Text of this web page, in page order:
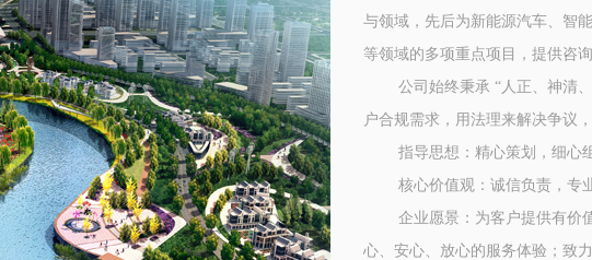
与领域，先后为新能源汽车、智
等领域的多项重点项目，提供咨询
公司始终秉承 “人正、神清、
户合规需求，用法理来解决争议
指导思想：精心策划，细心组
核心价值观：诚信负责，专业
企业愿景：为客户提供有价值
心、安心、放心的服务体验；致